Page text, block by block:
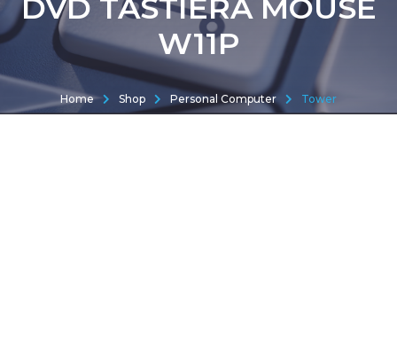
DVD TASTIERA MOUSE
W11P
Home Shop Personal Computer Tower